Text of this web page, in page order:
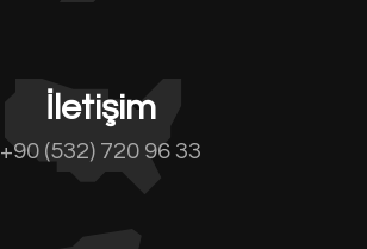
İletişim
+90 (532) 720 96 33